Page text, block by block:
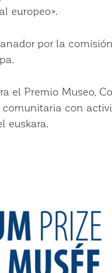
europeo».
por la
el Premio Museo,
con
euskara.